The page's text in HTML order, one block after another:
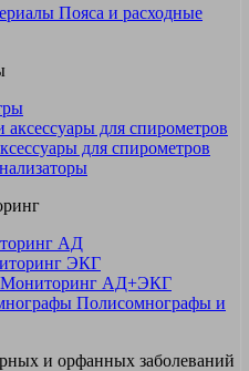
Пояса и расходные
для спирометров
АД
ЭКГ
Мониторинг АД+ЭКГ
Полисомнографы и
и орфанных заболеваний